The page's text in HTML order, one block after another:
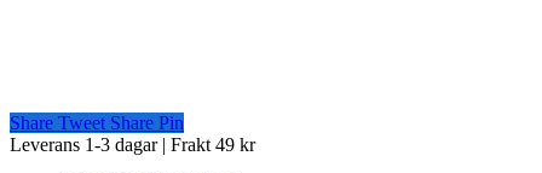
Share Tweet Share Pin
Close
Leverans 1-3 dagar | Frakt 49 kr